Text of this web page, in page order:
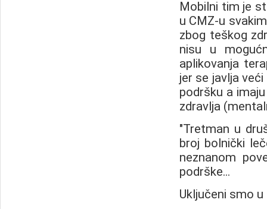
Mobilni tim je
u CMZ-u
zbog teškog
nisu u
aplikovanja
jer se javlja
podršku a
zdravlja
"Tretman u
broj bolnički
neznanom
podrške...
Uključeni smo